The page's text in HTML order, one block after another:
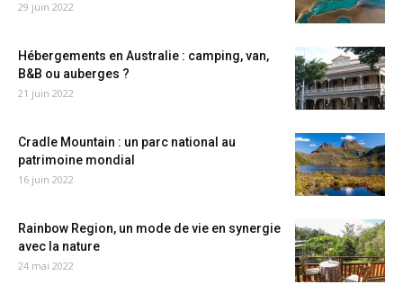
29 juin 2022
Hébergements en Australie : camping, van,
B&B ou auberges ?
21 juin 2022
Cradle Mountain : un parc national au
patrimoine mondial
16 juin 2022
Rainbow Region, un mode de vie en synergie
avec la nature
24 mai 2022